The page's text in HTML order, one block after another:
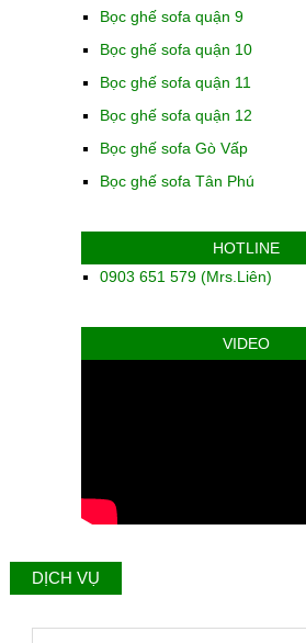
Bọc ghế sofa quận 9
Bọc ghế sofa quận 10
Bọc ghế sofa quận 11
Bọc ghế sofa quận 12
Bọc ghế sofa Gò Vấp
Bọc ghế sofa Tân Phú
HOTLINE
0903 651 579 (Mrs.Liên)
VIDEO
DỊCH VỤ